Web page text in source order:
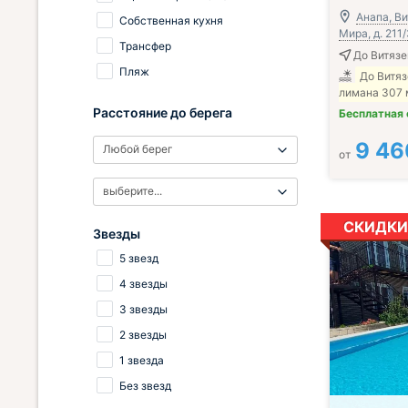
Анапа,
Мира, д.
До
До
лимана 307
Бесплатная
от 9
Собственная кухня
Трансфер
Пляж
Расстояние до берега
Любой берег
выберите...
Звезды
5 звезд
4 звезды
3 звезды
2 звезды
1 звезда
Без звезд